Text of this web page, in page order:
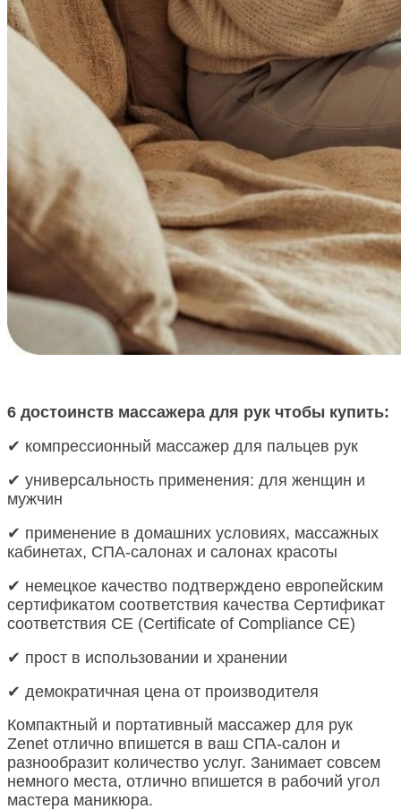
6 достоинств массажера для рук чтобы купить:
✔ компрессионный массажер для пальцев рук
✔ универсальность применения: для женщин и
мужчин
✔ применение в домашних условиях, массажных
кабинетах, СПА-салонах и салонах красоты
✔ немецкое качество подтверждено европейским
сертификатом соответствия качества Сертификат
соответствия СЕ (Certificate of Compliance CE)
✔ прост в использовании и хранении
✔ демократичная цена от производителя
Компактный и портативный массажер для рук
Zenet отлично впишется в ваш СПА-салон и
разнообразит количество услуг. Занимает совсем
немного места, отлично впишется в рабочий угол
мастера маникюра.